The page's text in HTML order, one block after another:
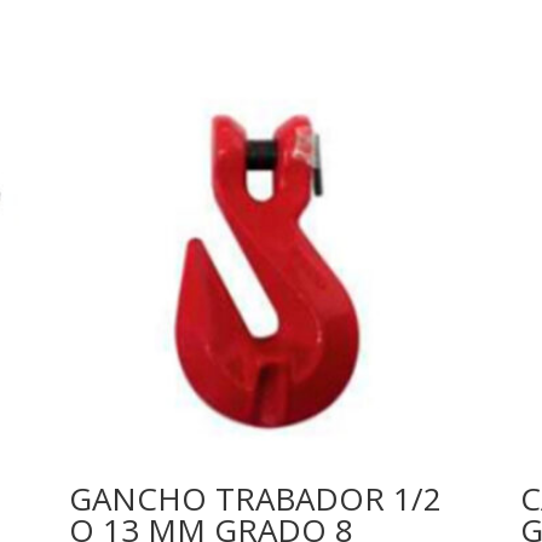
GANCHO TRABADOR 1/2
O 13 MM GRADO 8